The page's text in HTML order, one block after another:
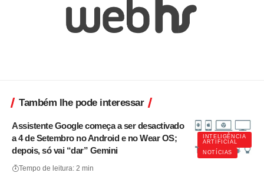
Também lhe pode interessar
INTELIGÊNCIA
ARTIFICIAL
NOTÍCIAS
Assistente Google começa a ser desactivado
a 4 de Setembro no Android e no Wear OS;
depois, só vai “dar” Gemini
Tempo de leitura: 2 min